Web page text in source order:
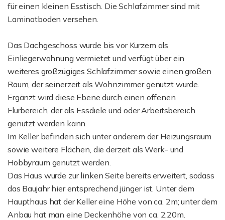
für einen kleinen Esstisch. Die Schlafzimmer sind mit
Laminatboden versehen.
Das Dachgeschoss wurde bis vor Kurzem als
Einliegerwohnung vermietet und verfügt über ein
weiteres großzügiges Schlafzimmer sowie einen großen
Raum, der seinerzeit als Wohnzimmer genutzt wurde.
Ergänzt wird diese Ebene durch einen offenen
Flurbereich, der als Essdiele und oder Arbeitsbereich
genutzt werden kann.
Im Keller befinden sich unter anderem der Heizungsraum
sowie weitere Flächen, die derzeit als Werk- und
Hobbyraum genutzt werden.
Das Haus wurde zur linken Seite bereits erweitert, sodass
das Baujahr hier entsprechend jünger ist. Unter dem
Haupthaus hat der Keller eine Höhe von ca. 2m; unter dem
Anbau hat man eine Deckenhöhe von ca. 2,20m.